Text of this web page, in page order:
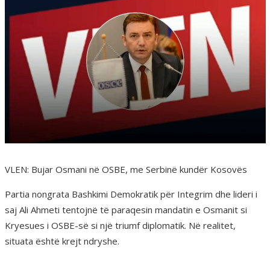
VLEN: Bujar Osmani në OSBE, me Serbinë kundër Kosovës
Partia nongrata Bashkimi Demokratik për Integrim dhe lideri i
saj Ali Ahmeti tentojnë të paraqesin mandatin e Osmanit si
Kryesues i OSBE-së si një triumf diplomatik. Në realitet,
situata është krejt ndryshe.